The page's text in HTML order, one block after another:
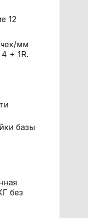
12
мм
+ 1R.
базы
без